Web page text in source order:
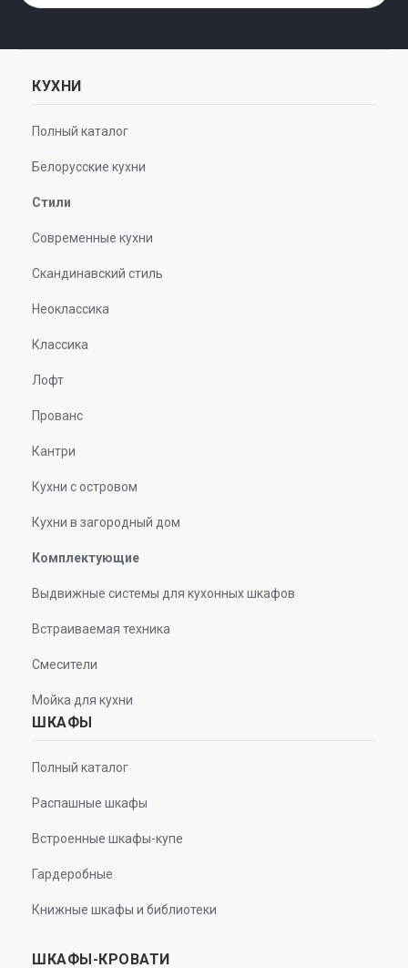
КУХНИ
Полный каталог
Белорусские кухни
Стили
Современные кухни
Скандинавский стиль
Неоклассика
Классика
Лофт
Прованс
Кантри
Кухни с островом
Кухни в загородный дом
Комплектующие
Выдвижные системы для кухонных шкафов
Встраиваемая техника
Смесители
Мойка для кухни
ШКАФЫ
Полный каталог
Распашные шкафы
Встроенные шкафы-купе
Гардеробные
Книжные шкафы и библиотеки
ШКАФЫ-КРОВАТИ